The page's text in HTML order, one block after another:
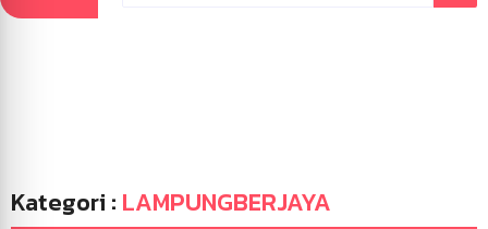
Kategori : LAMPUNGBERJAYA